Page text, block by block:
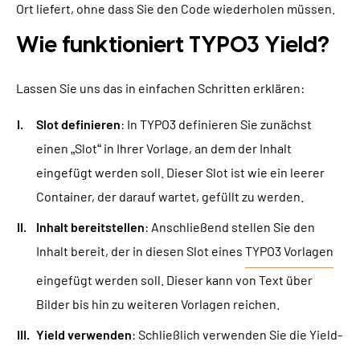
Ort liefert, ohne dass Sie den Code wiederholen müssen.
Wie funktioniert TYPO3 Yield?
Lassen Sie uns das in einfachen Schritten erklären:
Slot definieren: In TYPO3 definieren Sie zunächst
einen „Slot“ in Ihrer Vorlage, an dem der Inhalt
eingefügt werden soll. Dieser Slot ist wie ein leerer
Container, der darauf wartet, gefüllt zu werden.
Inhalt bereitstellen: Anschließend stellen Sie den
Inhalt bereit, der in diesen Slot eines TYPO3 Vorlagen
eingefügt werden soll. Dieser kann von Text über
Bilder bis hin zu weiteren Vorlagen reichen.
Yield verwenden: Schließlich verwenden Sie die Yield-